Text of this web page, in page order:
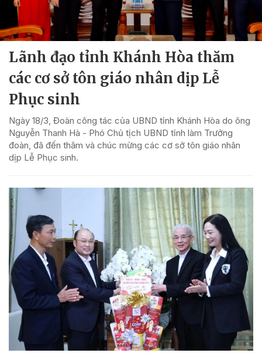
Lãnh đạo tỉnh Khánh Hòa thăm
các cơ sở tôn giáo nhân dịp Lễ
Phục sinh
Ngày 18/3, Đoàn công tác của UBND tỉnh Khánh Hòa do ông
Nguyễn Thanh Hà - Phó Chủ tịch UBND tỉnh làm Trưởng
đoàn, đã đến thăm và chúc mừng các cơ sở tôn giáo nhân
dịp Lễ Phục sinh.